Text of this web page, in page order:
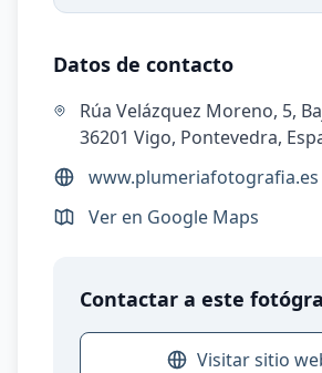
Datos de contacto
Rúa Velázquez Moreno, 5,
36201 Vigo, Pontevedra,
www.plumeriafotografia.es
Ver en Google Maps
Contactar a este
Visitar sitio